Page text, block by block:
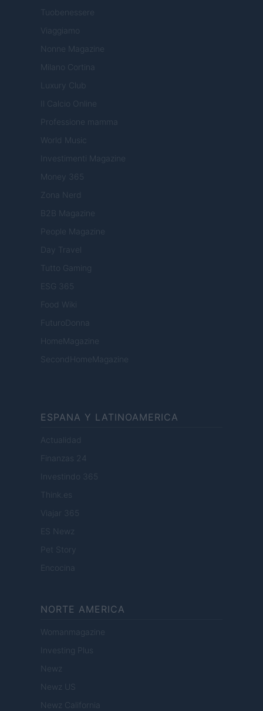
Tuobenessere
Viaggiamo
Nonne Magazine
Milano Cortina
Luxury Club
Il Calcio Online
Professione mamma
World Music
Investimenti Magazine
Money 365
Zona Nerd
B2B Magazine
People Magazine
Day Travel
Tutto Gaming
ESG 365
Food Wiki
FuturoDonna
HomeMagazine
SecondHomeMagazine
ESPANA Y LATINOAMERICA
Actualidad
Finanzas 24
Investindo 365
Think.es
Viajar 365
ES Newz
Pet Story
Encocina
NORTE AMERICA
Womanmagazine
Investing Plus
Newz
Newz US
Newz California